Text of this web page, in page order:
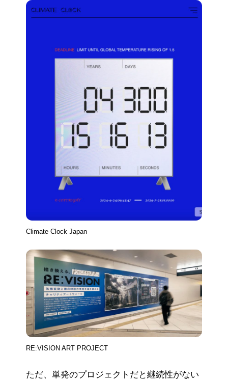
Climate Clock Japan
RE:VISION ART PROJECT
ただ、単発のプロジェクトだと継続性がない